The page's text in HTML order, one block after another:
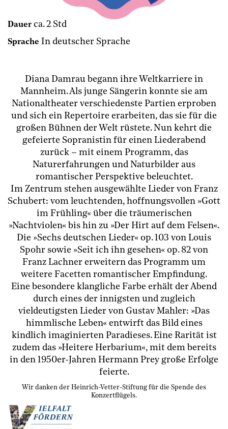
Dauer ca. 2 Std
Sprache In deutscher Sprache
Diana Damrau begann ihre Weltkarriere in
Mannheim. Als junge Sängerin konnte sie am
Nationaltheater verschiedenste Partien erproben
und sich ein Repertoire erarbeiten, das sie für die
großen Bühnen der Welt rüstete. Nun kehrt die
gefeierte Sopranistin für einen Liederabend
zurück – mit einem Programm, das
Naturerfahrungen und Naturbilder aus
romantischer Perspektive beleuchtet.
Im Zentrum stehen ausgewählte Lieder von Franz
Schubert: vom leuchtenden, hoffnungsvollen »Gott
im Frühling« über die träumerischen
»Nachtviolen« bis hin zu »Der Hirt auf dem Felsen«.
Die »Sechs deutschen Lieder« op. 103 von Louis
Spohr sowie »Seit ich ihn gesehen« op. 82 von
Franz Lachner erweitern das Programm um
weitere Facetten romantischer Empfindung.
Eine besondere klangliche Farbe erhält der Abend
durch eines der innigsten und zugleich
vieldeutigsten Lieder von Gustav Mahler: »Das
himmlische Leben« entwirft das Bild eines
kindlich imaginierten Paradieses. Eine Rarität ist
zudem das »Heitere Herbarium«, mit dem bereits
in den 1950er-Jahren Hermann Prey große Erfolge
feierte.
Wir danken der Heinrich-Vetter-Stiftung für die Spende des
Konzertflügels.